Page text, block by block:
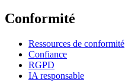
Conformité
Ressources de conformité
Confiance
RGPD
IA responsable